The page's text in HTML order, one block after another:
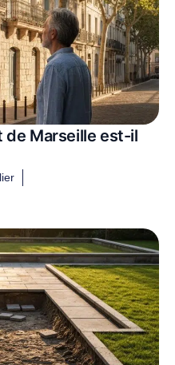
de Marseille est-il